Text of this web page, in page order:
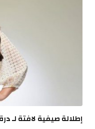
إطلالة صيفية لافتة لـ